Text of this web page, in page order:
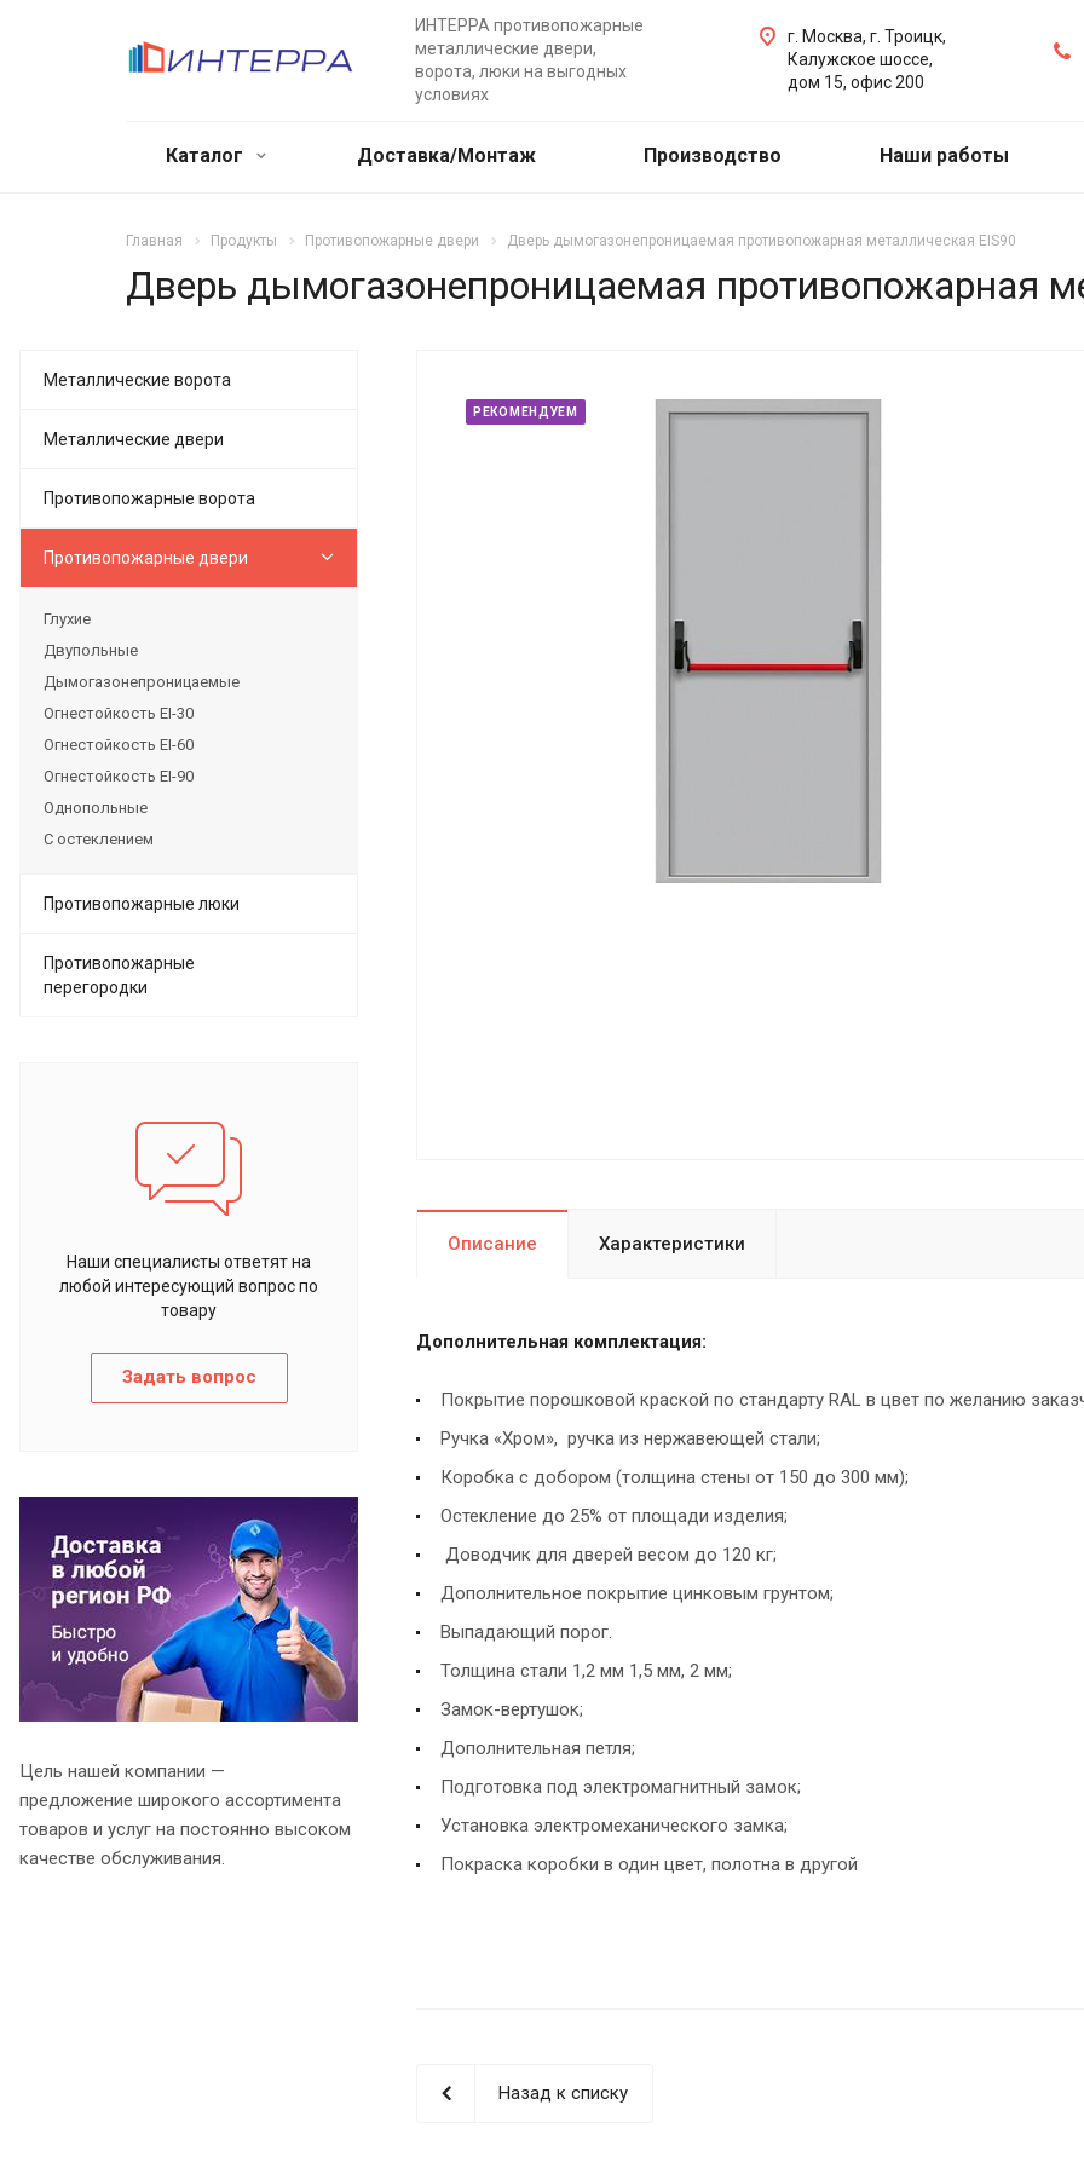
ИНТЕРРА противопожарные
металлические двери,
ворота, люки на выгодных
условиях
г. Москва, г. Троицк,
Калужское шоссе,
дом 15, офис 200
Каталог Доставка/Монтаж Производство Наши работы
Главная Продукты Противопожарные двери Дверь дымогазонепроницаемая противопожарная металлическая EIS90
Дверь дымогазонепроницаемая противопожарная
РЕКОМЕНДУЕМ
Описание Характеристики
Дополнительная комплектация:
Покрытие порошковой краской по стандарту RAL в цвет по желанию
Ручка «Хром», ручка из нержавеющей стали;
Коробка с добором (толщина стены от 150 до 300 мм);
Остекление до 25% от площади изделия;
Доводчик для дверей весом до 120 кг;
Дополнительное покрытие цинковым грунтом;
Выпадающий порог.
Толщина стали 1,2 мм 1,5 мм, 2 мм;
Замок-вертушок;
Дополнительная петля;
Подготовка под электромагнитный замок;
Установка электромеханического замка;
Покраска коробки в один цвет, полотна в другой
Назад к списку
Металлические ворота
Металлические двери
Противопожарные ворота
Противопожарные двери
Глухие
Двупольные
Дымогазонепроницаемые
Огнестойкость EI-30
Огнестойкость EI-60
Огнестойкость EI-90
Однопольные
С остеклением
Противопожарные люки
Противопожарные
перегородки
Наши специалисты ответят на
любой интересующий вопрос по
товару
Задать вопрос
Цель нашей компании —
предложение широкого ассортимента
товаров и услуг на постоянно высоком
качестве обслуживания.